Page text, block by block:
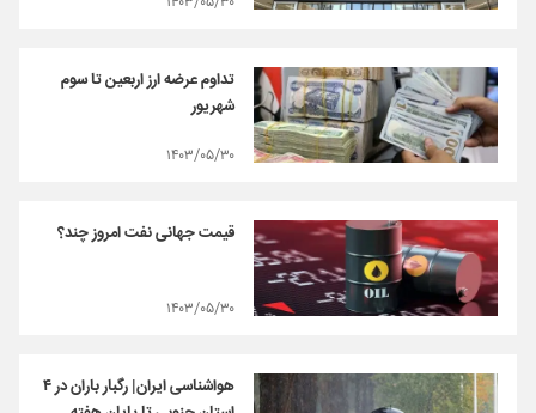
تداوم عرضه ارز اربعین تا سوم
شهریور
۱۴۰۳/۰۵/۳۰
قیمت جهانی نفت امروز چند؟
۱۴۰۳/۰۵/۳۰
هواشناسی ایران| رگبار باران در ۴